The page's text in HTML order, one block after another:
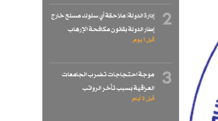
2
إدارة الدولة: ملاحقة أي سلوك مسلح خارج
إطار الدولة بقانون مكافحة الإرهاب
قبل 1 یوم
3
موجة احتجاجات تضرب الجامعات
العراقية بسبب تأخر الرواتب
قبل 2 أيام